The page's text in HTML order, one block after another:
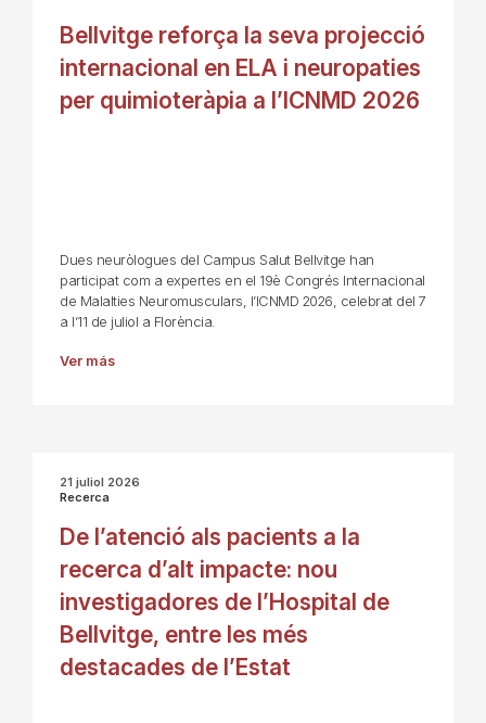
Bellvitge reforça la seva projecció
internacional en ELA i neuropaties
per quimioteràpia a l’ICNMD 2026
Dues neuròlogues del Campus Salut Bellvitge han
participat com a expertes en el 19è Congrés Internacional
de Malalties Neuromusculars, l’ICNMD 2026, celebrat del 7
a l’11 de juliol a Florència.
Ver más
21 juliol 2026
Recerca
De l’atenció als pacients a la
recerca d’alt impacte: nou
investigadores de l’Hospital de
Bellvitge, entre les més
destacades de l’Estat